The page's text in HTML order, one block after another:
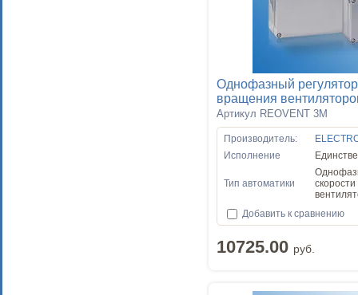
Однофазный регулятор
вращения
Артикул REOVENT 3M
Производитель:
Исполнение
Тип автоматики
Добавить к сравнению
10725.00 руб.